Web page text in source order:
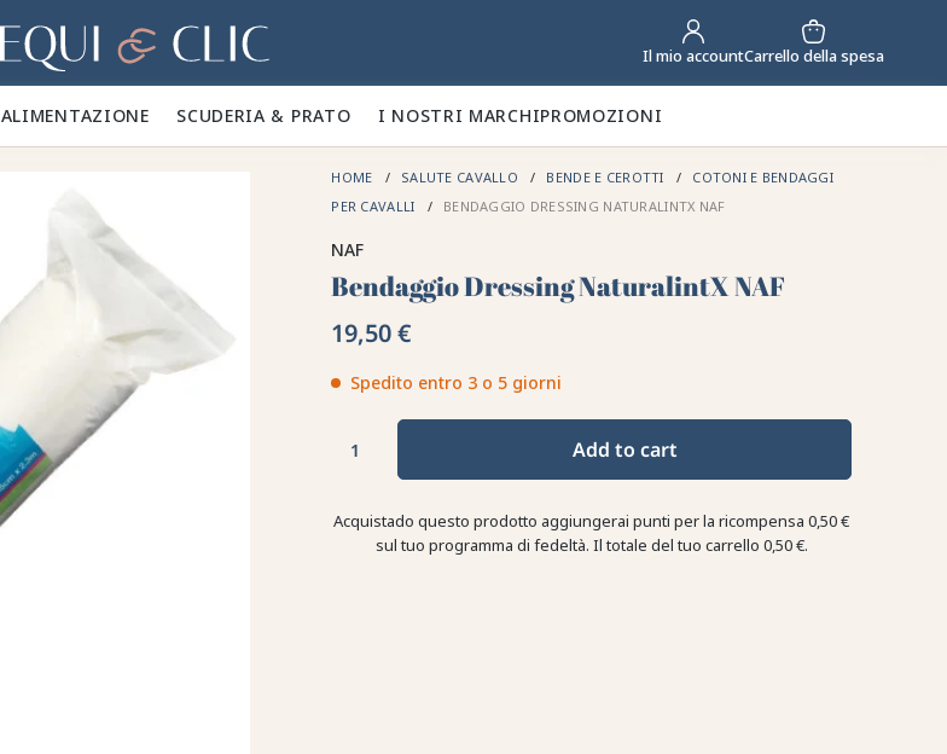
Casa Il mio accountCarrello della spesa
ALIMENTAZIONE 🥕 SCUDERIA & PRATO 🍃 I NOSTRI MARCHIPROMOZIONI
HOME SALUTE CAVALLO BENDE E CEROTTI
COTONI E BENDAGGI
PER CAVALLI
BENDAGGIO DRESSING NATURALINTX NAF
NAF
Bendaggio Dressing NaturalintX NAF
19,50 €
Spedito entro 3 o 5 giorni
Add to cart
Acquistado questo prodotto aggiungerai punti per la ricompensa0,50 €
sul tuo programma di fedeltà. Il totale del tuo carrello 0,50 €.